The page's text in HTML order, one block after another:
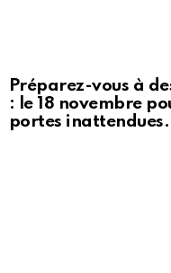
Préparez-vous à
: le 18 novembre
portes inattendues.